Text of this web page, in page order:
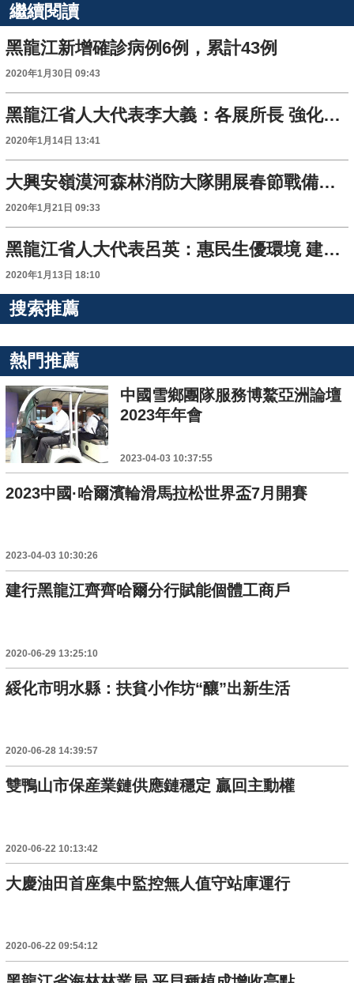
繼續閱讀
黑龍江新增確診病例6例，累計43例
2020年1月30日 09:43
黑龍江省人大代表李大義：各展所長 強化創新 加快提升大興安嶺經濟發展水準
2020年1月14日 13:41
大興安嶺漠河森林消防大隊開展春節戰備演練
2020年1月21日 09:33
黑龍江省人大代表呂英：惠民生優環境 建設龍江新興安
2020年1月13日 18:10
搜索推薦
熱門推薦
中國雪鄉團隊服務博鰲亞洲論壇
2023年年會
2023-04-03 10:37:55
2023中國·哈爾濱輪滑馬拉松世界盃7月開賽
2023-04-03 10:30:26
建行黑龍江齊齊哈爾分行賦能個體工商戶
2020-06-29 13:25:10
綏化市明水縣：扶貧小作坊“釀”出新生活
2020-06-28 14:39:57
雙鴨山市保産業鏈供應鏈穩定 贏回主動權
2020-06-22 10:13:42
大慶油田首座集中監控無人值守站庫運行
2020-06-22 09:54:12